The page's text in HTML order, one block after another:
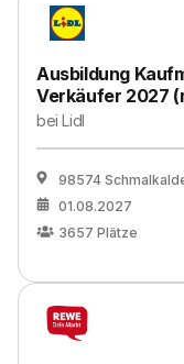
Ausbildung
Verkäufer 2027
beiLidl
98574
01.08.2027
3657 Plätze